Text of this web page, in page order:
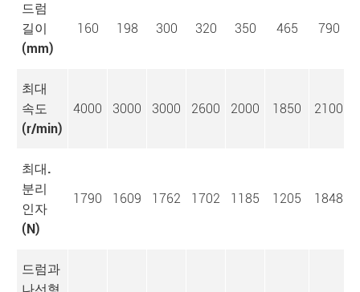
드럼
길이
(mm)
160 198 300 320 350 465 790
최대
속도
(r/min)
4000 3000 3000 2600 2000 1850 2100
최대.
분리
인자
(N)
1790 1609 1762 1702 1185 1205 1848
드럼과